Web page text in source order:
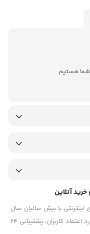
اینترنتی با بیش سالیان سال
تجربه، با پایبندی به سه اصل، پرداخت امن و مورد اعتماد کاربران، پشتیبانی 24